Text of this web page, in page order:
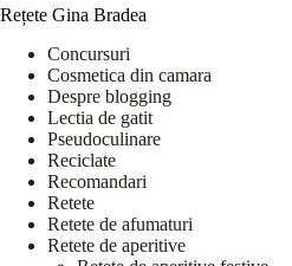
Rețete Gina Bradea
Concursuri
Cosmetica din camara
Despre blogging
Lectia de gatit
Pseudoculinare
Reciclate
Recomandari
Retete
Retete de afumaturi
Retete de aperitive